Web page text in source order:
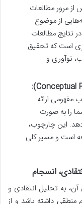
از مرور مطالعات
از موضوع
نتایج مطالعات
است که تحقیق
نوآوری و
مفهومی ارائه
را به صورت
این چارچوب،
است و مسیر کلی
انسجام
آن، به تحلیل انتقادی و
منطقی داشته باشد و از